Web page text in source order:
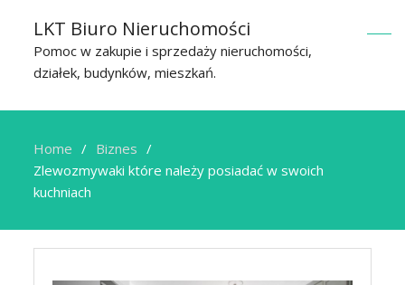
LKT Biuro Nieruchomości
Pomoc w zakupie i sprzedaży nieruchomości,
działek, budynków, mieszkań.
Home
Biznes
Zlewozmywaki które należy posiadać w swoich
kuchniach